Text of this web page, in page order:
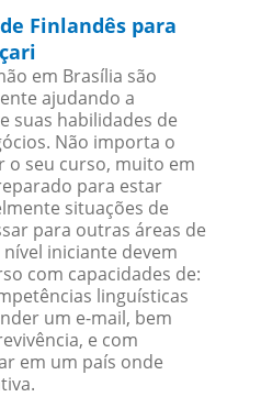
Finlandês para
em Brasília são
ajudando a
suas habilidades de
Não importa o
o seu curso, muito em
para estar
situações de
para outras áreas de
iniciante devem
com capacidades de:
linguísticas
um e-mail, bem
e com
em um país onde